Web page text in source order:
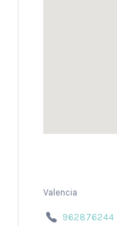
Valencia
962876244